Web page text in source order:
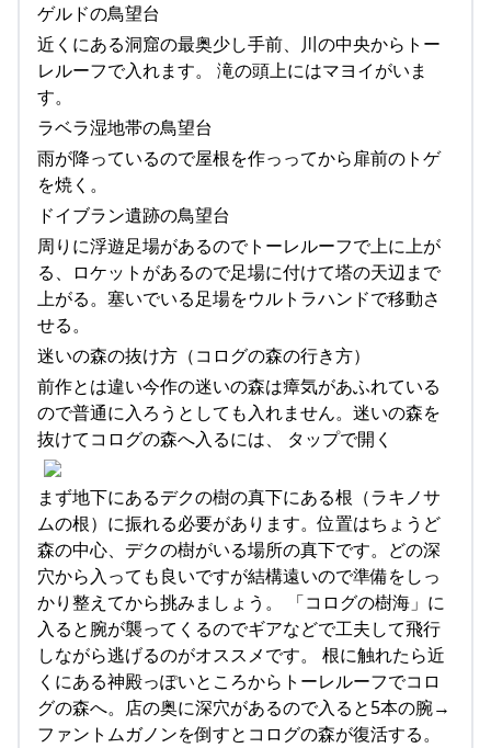
ゲルドの鳥望台
近くにある洞窟の最奥少し手前、川の中央からトー
レルーフで入れます。 滝の頭上にはマヨイがいま
す。
ラベラ湿地帯の鳥望台
雨が降っているので屋根を作っってから扉前のトゲ
を焼く。
ドイブラン遺跡の鳥望台
周りに浮遊足場があるのでトーレルーフで上に上が
る、ロケットがあるので足場に付けて塔の天辺まで
上がる。塞いでいる足場をウルトラハンドで移動さ
せる。
迷いの森の抜け方（コログの森の行き方）
前作とは違い今作の迷いの森は瘴気があふれている
ので普通に入ろうとしても入れません。迷いの森を
抜けてコログの森へ入るには、 タップで開く
まず地下にあるデクの樹の真下にある根（ラキノサ
ムの根）に振れる必要があります。位置はちょうど
森の中心、デクの樹がいる場所の真下です。どの深
穴から入っても良いですが結構遠いので準備をしっ
かり整えてから挑みましょう。 「コログの樹海」に
入ると腕が襲ってくるのでギアなどで工夫して飛行
しながら逃げるのがオススメです。 根に触れたら近
くにある神殿っぽいところからトーレルーフでコロ
グの森へ。店の奥に深穴があるので入ると5本の腕→
ファントムガノンを倒すとコログの森が復活する。